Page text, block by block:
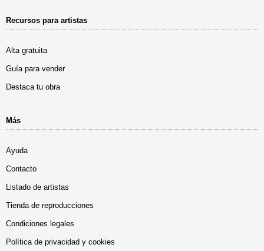
Recursos para artistas
Alta gratuita
Guía para vender
Destaca tu obra
Más
Ayuda
Contacto
Listado de artistas
Tienda de reproducciones
Condiciones legales
Política de privacidad y cookies